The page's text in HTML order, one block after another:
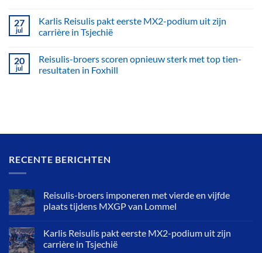
27
jul
Karlis Reisulis pakt eerste MX2-podium uit zijn
carrière in Tsjechië
20
jul
Reisulis-broers scoren opnieuw sterk met top tien-
resultaten in Foxhill
RECENTE BERICHTEN
Reisulis-broers imponeren met vierde en vijfde
plaats tijdens MXGP van Lommel
Karlis Reisulis pakt eerste MX2-podium uit zijn
carrière in Tsjechië